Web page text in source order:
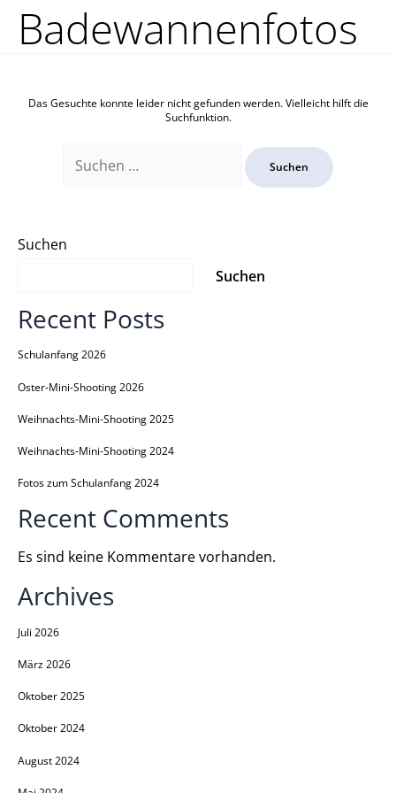
Inhalt
springenBadewannenfotos
Das Gesuchte konnte leider nicht gefunden werden. Vielleicht hilft die
Suchfunktion.
nach:
Suchen
Suchen
Recent Posts
Schulanfang 2026
Oster-Mini-Shooting 2026
Weihnachts-Mini-Shooting 2025
Weihnachts-Mini-Shooting 2024
Fotos zum Schulanfang 2024
Recent Comments
Es sind keine Kommentare vorhanden.
Archives
Juli 2026
März 2026
Oktober 2025
Oktober 2024
August 2024